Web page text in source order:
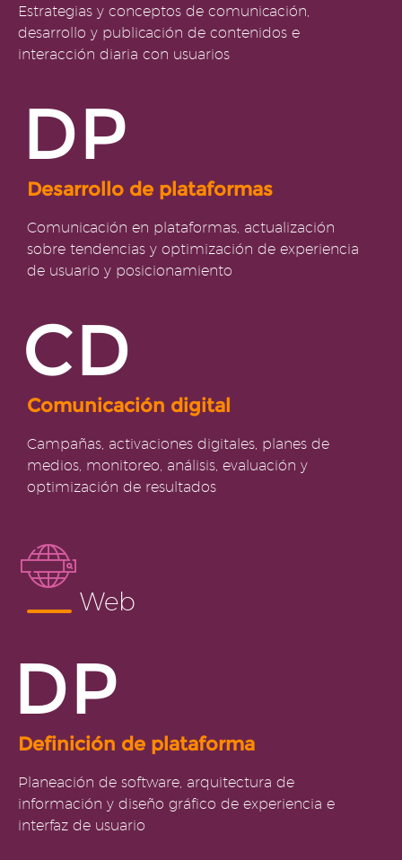
Estrategias y conceptos de comunicación,
desarrollo y publicación de contenidos e
interacción diaria con usuarios
DP
Desarrollo de plataformas
Comunicación en plataformas, actualización
sobre tendencias y optimización de experiencia
de usuario y posicionamiento
CD
Comunicación digital
Campañas, activaciones digitales, planes de
medios, monitoreo, análisis, evaluación y
optimización de resultados
Web
DP
Definición de plataforma
Planeación de software, arquitectura de
información y diseño gráfico de experiencia e
interfaz de usuario